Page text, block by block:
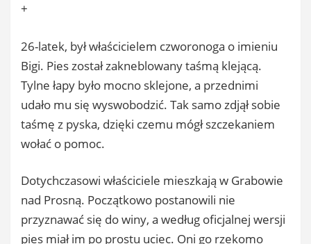
+
26-latek, był właścicielem czworonoga o imieniu
Bigi. Pies został zakneblowany taśmą klejącą.
Tylne łapy było mocno sklejone, a przednimi
udało mu się wyswobodzić. Tak samo zdjął sobie
taśmę z pyska, dzięki czemu mógł szczekaniem
wołać o pomoc.
Dotychczasowi właściciele mieszkają w Grabowie
nad Prosną. Początkowo postanowili nie
przyznawać się do winy, a według oficjalnej wersji
pies miał im po prostu uciec. Oni go rzekomo